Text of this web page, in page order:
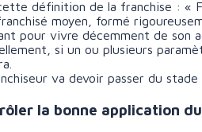
définition de la franchise : «
moyen, formé
pour vivre décemment de son
si un ou plusieurs
va devoir passer du
la bonne application